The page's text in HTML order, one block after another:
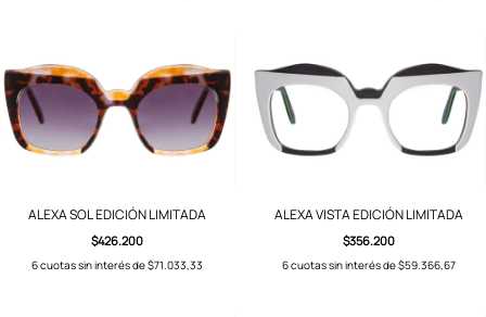
ALEXA SOL EDICIÓN LIMITADA
$426.200
6cuotas sin interés de$71.033,33
ALEXA VISTA EDICIÓN LIMITADA
$356.200
6cuotas sin interés de$59.366,67